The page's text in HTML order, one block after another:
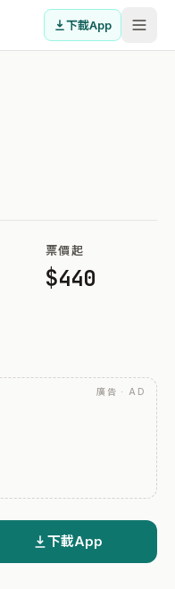
下載App
票價起
$440
廣告 · AD
下載App